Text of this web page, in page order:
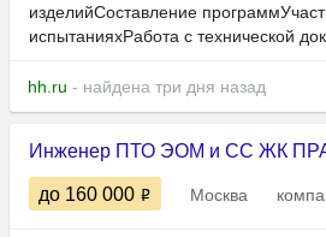
изделийСоставление
испытанияхРабота с технической
hh.ru - найдена три дня назад
Инженер ПТО ЭОМ и СС ЖК
до 160 000 Москва